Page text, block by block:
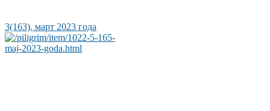
3(163), март 2023 года